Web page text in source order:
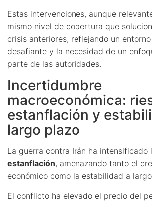
Estas intervenciones, aunque
mismo nivel de cobertura que
crisis anteriores, reflejando un
desafiante y la necesidad de un
parte de las autoridades.
Incertidumbre
macroeconómica:
estanflación y
largo plazo
La guerra contra Irán ha intensificado
estanflación, amenazando tanto el
económico como la estabilidad a
El conflicto ha elevado el precio del